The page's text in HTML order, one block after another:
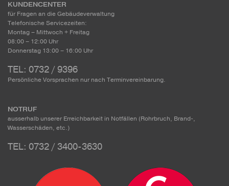
KUNDENCENTER
für Fragen an die Gebäudeverwaltung
Telefonische Servicezeiten:
Montag – Mittwoch + Freitag
08:00 – 12:00 Uhr
Donnerstag 13:00 – 16:00 Uhr
TEL: 0732 / 9396
Persönliche Vorsprachen nur nach Terminvereinbarung.
NOTRUF
ausserhalb unserer Erreichbarkeit in Notfällen (Rohrbruch, Brand-,
Wasserschäden, etc.)
TEL: 0732 / 3400-3630